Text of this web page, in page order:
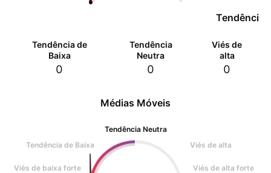
Tendência
Tendência de
Baixa
0
Tendência
Neutra
0
Viés de
alta
0
Médias Móveis
Tendência Neutra
Tendência de Baixa
Viés de alta
Viés de baixa forte Viés de alta forte